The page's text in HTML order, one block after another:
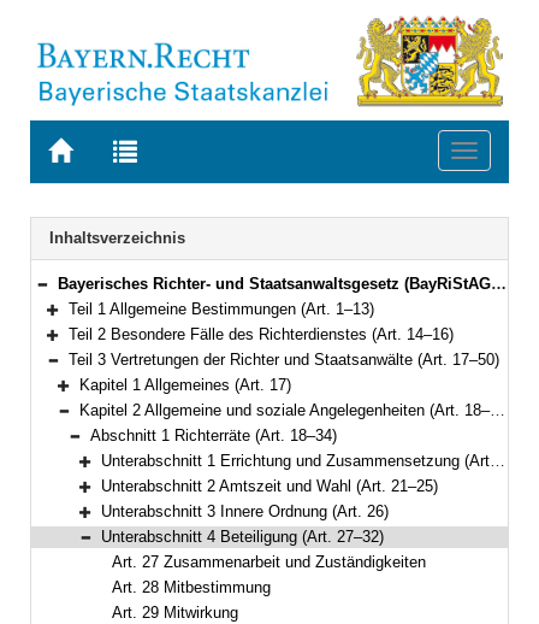
Zur
BAYERN.RECHT
Zur
letzten
Suche
Toggle
Navigation
Inhaltsverzeichnis
Bereich reduzieren
Bayerisches Richter- und Staatsanwaltsgesetz (BayRiStAG) Vom 22. März 2018 (GVBl. S. 118) BayRS 301-1-J (Art. 1–74)
Bereich erweitern
Teil 1 Allgemeine Bestimmungen (Art. 1–13)
Bereich erweitern
Teil 2 Besondere Fälle des Richterdienstes (Art. 14–16)
Bereich reduzieren
Teil 3 Vertretungen der Richter und Staatsanwälte (Art. 17–50)
Bereich erweitern
Kapitel 1 Allgemeines (Art. 17)
Bereich reduzieren
Kapitel 2 Allgemeine und soziale Angelegenheiten (Art. 18–37)
Bereich reduzieren
Abschnitt 1 Richterräte (Art. 18–34)
Bereich erweitern
Unterabschnitt 1 Errichtung und Zusammensetzung (Art. 18–20)
Bereich erweitern
Unterabschnitt 2 Amtszeit und Wahl (Art. 21–25)
Bereich erweitern
Unterabschnitt 3 Innere Ordnung (Art. 26)
Bereich reduzieren
Unterabschnitt 4 Beteiligung (Art. 27–32)
Art. 27 Zusammenarbeit und Zuständigkeiten
Art. 28 Mitbestimmung
Art. 29 Mitwirkung